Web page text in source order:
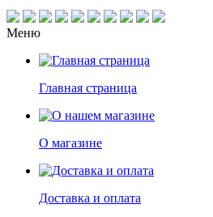
Меню
Главная страница
О магазине
Доставка и оплата